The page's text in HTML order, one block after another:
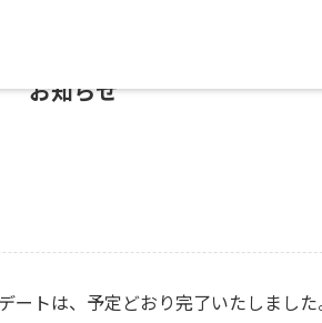
お知らせ
トは、予定どおり完了いたしました